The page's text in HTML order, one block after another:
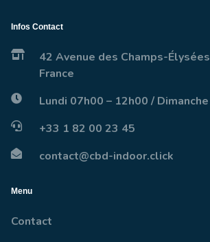
Infos Contact
42 Avenue des Champs-
France
Lundi 07h00 – 12h00 / Dimanche
+33 1 82 00 23 45
contact@cbd-indoor.click
Menu
Contact